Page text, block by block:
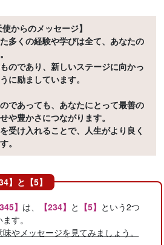
からのメッセージ】
多くの経験や学びは全て、あなたの
のであり、新しいステージに向かっ
に励ましています。
であっても、あなたにとって最善の
や豊かさにつながります。
受け入れることで、人生がより良く
。
】と【5】
】 は、 【234】 と 【5】 という2つ
す。
やメッセージを見てみましょう。